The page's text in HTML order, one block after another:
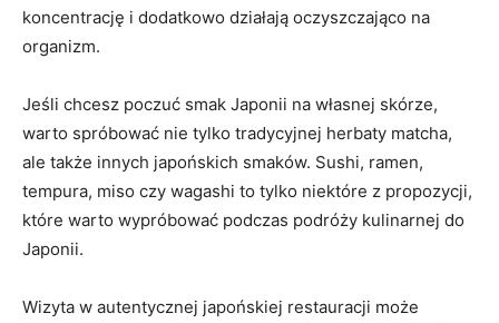
koncentrację i dodatkowo działają oczyszczająco na
organizm.
Jeśli chcesz poczuć smak Japonii na własnej skórze,
warto spróbować nie tylko tradycyjnej herbaty matcha,
ale także innych japońskich smaków. Sushi, ramen,
tempura, miso czy wagashi to tylko niektóre z propozycji,
które warto wypróbować podczas podróży kulinarnej do
Japonii.
Wizyta w autentycznej japońskiej restauracji może